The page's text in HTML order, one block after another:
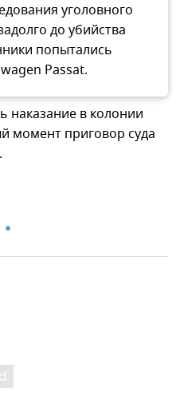
уголовного
до убийства
попытались
Passat.
наказание в колонии
момент приговор суда